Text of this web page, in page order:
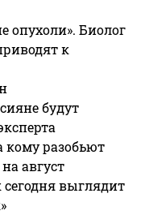
опухоли». Биолог
к
будут
кому разобьют
август
сегодня выглядит